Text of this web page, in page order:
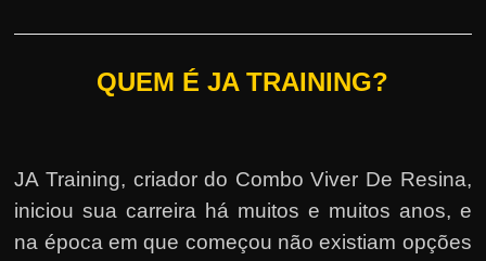
QUEM É JA TRAINING?
JA Training, criador do Combo Viver De Resina,
iniciou sua carreira há muitos e muitos anos, e
na época em que começou não existiam opções